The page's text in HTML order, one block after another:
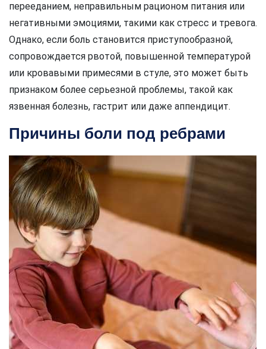
перееданием, неправильным рационом питания или
негативными эмоциями, такими как стресс и тревога.
Однако, если боль становится приступообразной,
сопровождается рвотой, повышенной температурой
или кровавыми примесями в стуле, это может быть
признаком более серьезной проблемы, такой как
язвенная болезнь, гастрит или даже аппендицит.
Причины боли под ребрами